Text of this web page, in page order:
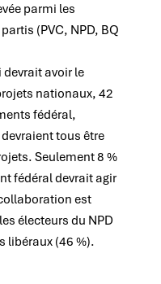
parmi les
(PVC, NPD, BQ
devrait avoir le
nationaux, 42
fédéral,
tous être
Seulement 8 %
fédéral devrait agir
est
électeurs du NPD
libéraux (46 %).